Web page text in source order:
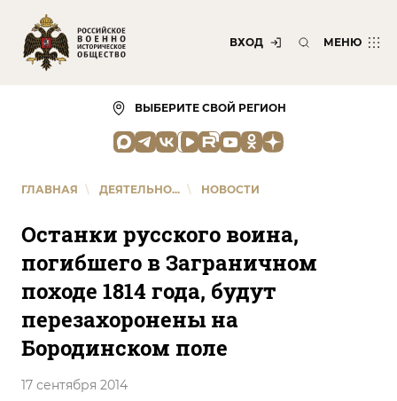
ВХОД МЕНЮ
ВЫБЕРИТЕ СВОЙ РЕГИОН
ГЛАВНАЯ \ ДЕЯТЕЛЬНО... \ НОВОСТИ
Останки русского воина,
погибшего в Заграничном
походе 1814 года, будут
перезахоронены на
Бородинском поле
17 сентября 2014